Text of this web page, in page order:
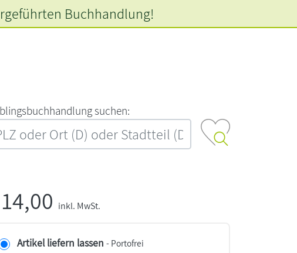
‍s‍u‍c‍h‍e‍n‍:‍
Buchhandlung!
14,00 inkl. MwSt.
Artikel liefern lassen - Portofrei